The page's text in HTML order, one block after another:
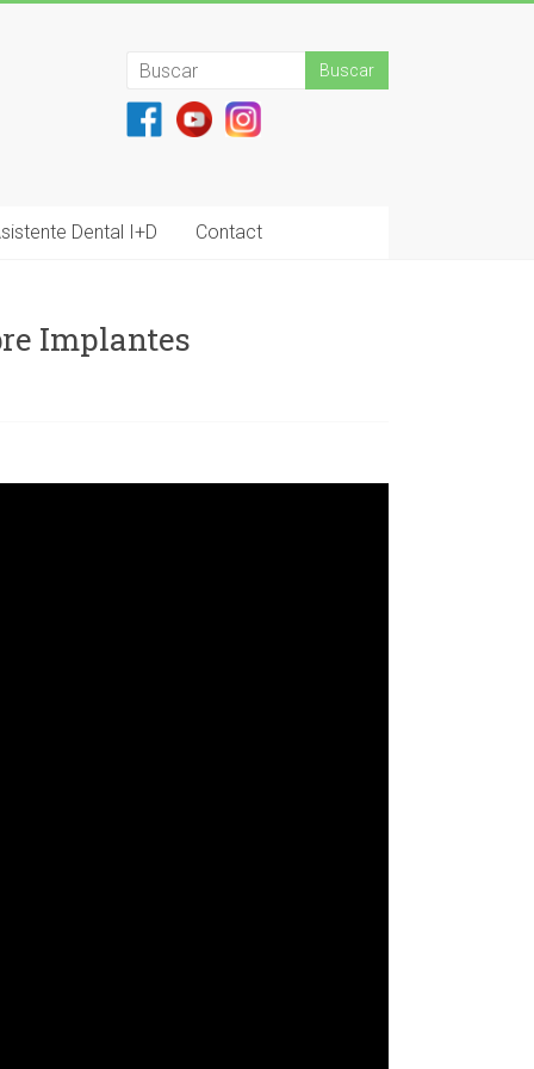
Dental I+D Contact
Implantes